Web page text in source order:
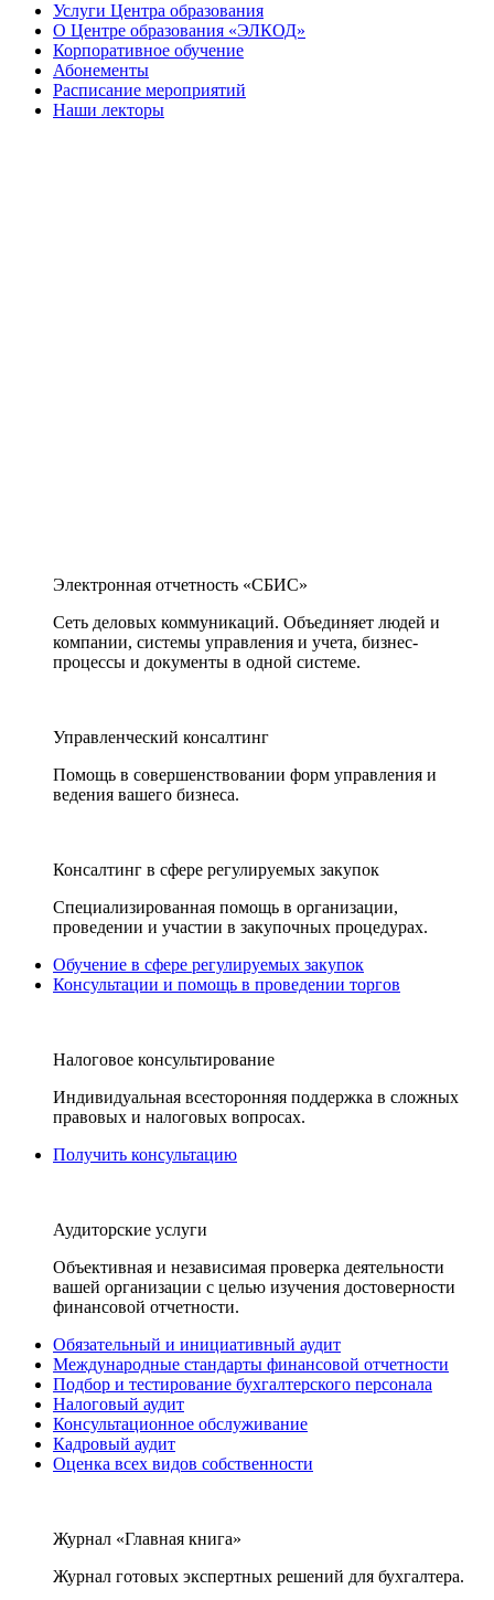
Услуги Центра образования
О Центре образования «ЭЛКОД»
Корпоративное обучение
Абонементы
Расписание мероприятий
Наши лекторы
Электронная отчетность «СБИС»
Сеть деловых коммуникаций. Объединяет людей и
компании, системы управления и учета, бизнес-
процессы и документы в одной системе.
Управленческий консалтинг
Помощь в совершенствовании форм управления и
ведения вашего бизнеса.
Консалтинг в сфере регулируемых закупок
Специализированная помощь в организации,
проведении и участии в закупочных процедурах.
Обучение в сфере регулируемых закупок
Консультации и помощь в проведении торгов
Налоговое консультирование
Индивидуальная всесторонняя поддержка в сложных
правовых и налоговых вопросах.
Получить консультацию
Аудиторские услуги
Объективная и независимая проверка деятельности
вашей организации с целью изучения достоверности
финансовой отчетности.
Обязательный и инициативный аудит
Международные стандарты финансовой отчетности
Подбор и тестирование бухгалтерского персонала
Налоговый аудит
Консультационное обслуживание
Кадровый аудит
Оценка всех видов собственности
Журнал «Главная книга»
Журнал готовых экспертных решений для бухгалтера.